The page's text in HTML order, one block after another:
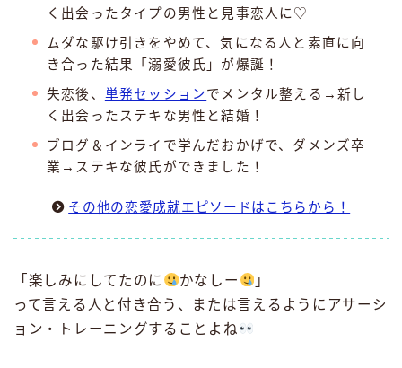
く出会ったタイプの男性と見事恋人に♡
ムダな駆け引きをやめて、気になる人と素直に向
き合った結果「溺愛彼氏」が爆誕！
失恋後、 単発セッションでメンタル整える→新し
く出会ったステキな男性と結婚！
ブログ＆インライで学んだおかげで、ダメンズ卒
業→ステキな彼氏ができました！
その他の恋愛成就エピソードはこちらから！
「楽しみにしてたのに かなしー
」
って言える人と付き合う、または言えるようにアサーシ
ョン・トレーニングすることよね